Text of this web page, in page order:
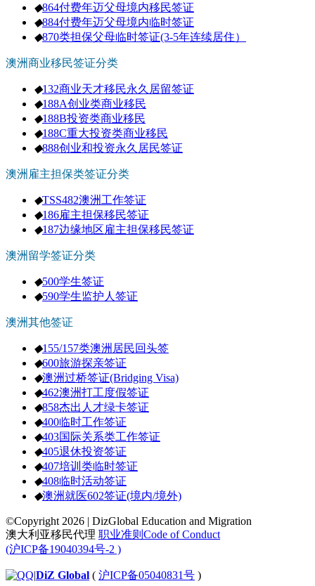
◆864付费年迈父母境内移民签证
◆884付费年迈父母境内临时签证
◆870类担保父母临时签证(3-5年连续居住）
澳洲商业移民签证分类
◆132商业天才移民永久居留签证
◆188A创业类商业移民
◆188B投资类商业移民
◆188C重大投资类商业移民
◆888创业和投资永久居民签证
澳洲雇主担保类签证分类
◆TSS482澳洲工作签证
◆186雇主担保移民签证
◆187边缘地区雇主担保移民签证
澳洲留学签证分类
◆500学生签证
◆590学生监护人签证
澳洲其他签证
◆155/157类澳洲居民回头签
◆600旅游探亲签证
◆澳洲过桥签证(Bridging Visa)
◆462澳洲打工度假签证
◆858杰出人才绿卡签证
◆400临时工作签证
◆403国际关系类工作签证
◆405退休投资签证
◆407培训类临时签证
◆408临时活动签证
◆澳洲就医602签证(境内/境外)
©Copyright 2026 | DizGlobal Education and Migration
澳大利亚移民代理 职业准则Code of Conduct
(沪ICP备19040394号-2 )
|DiZ Global ( 沪ICP备05040831号 )